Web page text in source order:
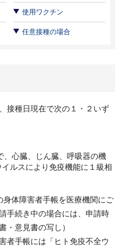
使用ワクチン
任意接種の場合
接種日現在で次の１・２いず
、心臓、じん臓、呼吸器の機
ルスにより免疫機能に１級相
体障害者手帳を医療機関にご
手続き中の場合には、申請時
・意見書の写し）
者手帳には「ヒト免疫不全ウ